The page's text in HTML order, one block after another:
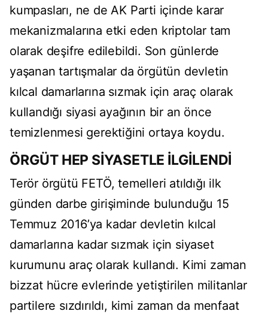
kumpasları, ne de AK Parti içinde karar
mekanizmalarına etki eden kriptolar tam
olarak deşifre edilebildi. Son günlerde
yaşanan tartışmalar da örgütün devletin
kılcal damarlarına sızmak için araç olarak
kullandığı siyasi ayağının bir an önce
temizlenmesi gerektiğini ortaya koydu.
ÖRGÜT HEP SİYASETLE İLGİLENDİ
Terör örgütü FETÖ, temelleri atıldığı ilk
günden darbe girişiminde bulunduğu 15
Temmuz 2016’ya kadar devletin kılcal
damarlarına kadar sızmak için siyaset
kurumunu araç olarak kullandı. Kimi zaman
bizzat hücre evlerinde yetiştirilen militanlar
partilere sızdırıldı, kimi zaman da menfaat